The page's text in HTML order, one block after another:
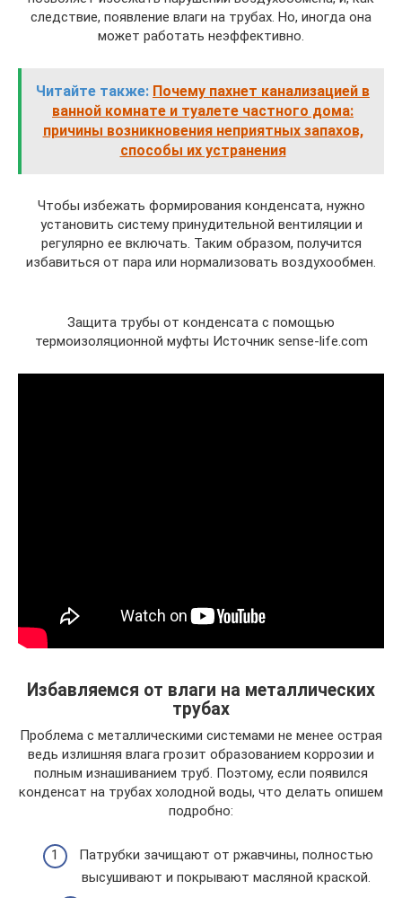
следствие, появление влаги на трубах. Но, иногда она
может работать неэффективно.
Читайте также: Почему пахнет канализацией в
ванной комнате и туалете частного дома:
причины возникновения неприятных запахов,
способы их устранения
Чтобы избежать формирования конденсата, нужно
установить систему принудительной вентиляции и
регулярно ее включать. Таким образом, получится
избавиться от пара или нормализовать воздухообмен.
Защита трубы от конденсата с помощью
термоизоляционной муфты Источник sense-life.com
Избавляемся от влаги на металлических
трубах
Проблема с металлическими системами не менее острая
ведь излишняя влага грозит образованием коррозии и
полным изнашиванием труб. Поэтому, если появился
конденсат на трубах холодной воды, что делать опишем
подробно:
Патрубки зачищают от ржавчины, полностью
высушивают и покрывают масляной краской.